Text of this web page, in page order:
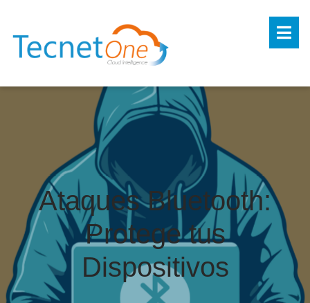
Ataques Bluetooth:
Protege tus
Dispositivos